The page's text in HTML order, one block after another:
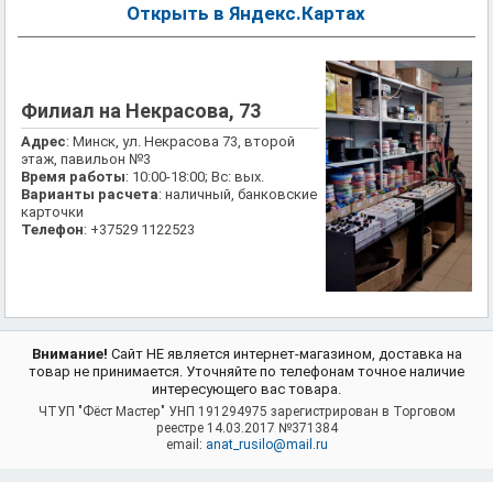
Открыть в Яндекс.Картах
Филиал на Некрасова, 73
Адрес: Минск, ул. Некрасова 73, второй
этаж, павильон №3
Время работы: 10:00-18:00; Вс: вых.
Варианты расчета: наличный, банковские
карточки
Телефон: +37529 1122523
Внимание! Сайт НЕ является интернет-магазином, доставка на
товар не принимается. Уточняйте по телефонам точное наличие
интересующего вас товара.
ЧТУП "Фёст Мастер" УНП 191294975 зарегистрирован в Торговом
реестре 14.03.2017 №371384
email: anat_rusilo@mail.ru